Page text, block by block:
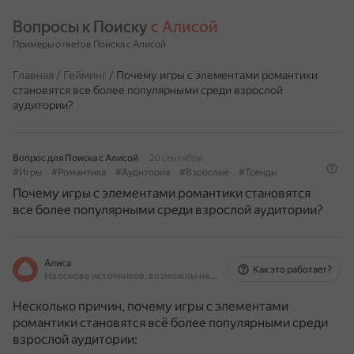
Вопросы к Поиску с Алисой
Примеры ответов Поиска с Алисой
Главная / Гейминг / Почему игры с элементами романтики
становятся все более популярными среди взрослой
аудитории?
Вопрос для Поиска с Алисой
20 сентября
#Игры
#Романтика #Аудитория #Взрослые #Тренды
Почему игры с элементами романтики становятся
все более популярными среди взрослой аудитории?
Алиса
На основе источников, возможны неточности
Как это работает?
Несколько причин, почему игры с элементами
романтики становятся всё более популярными среди
взрослой аудитории: